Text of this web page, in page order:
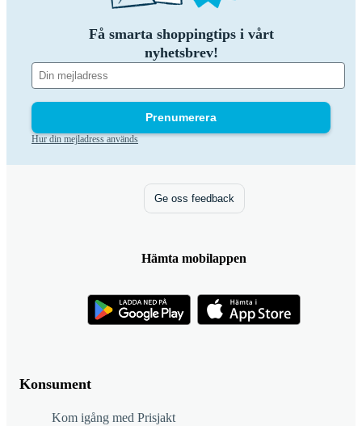
Få smarta shoppingtips i vårt
nyhetsbrev!
Prenumerera
Hur din mejladress används
Konsument
Kom igång med Prisjakt
Ge oss feedback
Hämta mobilappen